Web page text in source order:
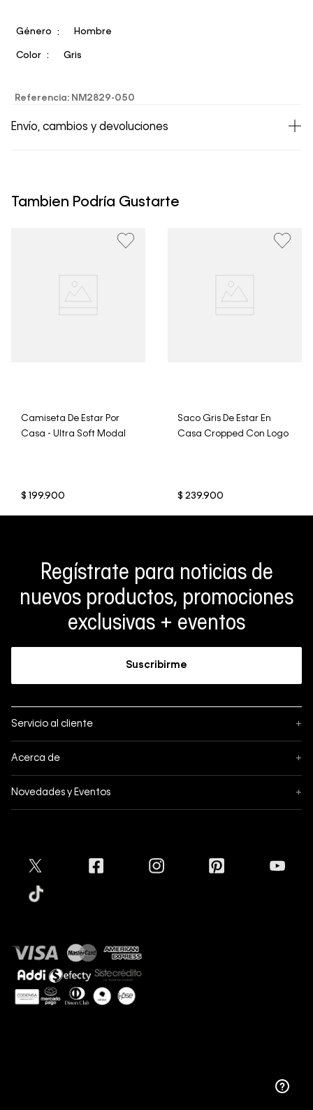
Género Hombre
Color Gris
Referencia: NM2829-050
Envío, cambios y devoluciones
un período de 30 días calendario tras la recepción.
clientes, no aceptamos devoluciones en ropa interior y
Tambien Podría Gustarte
Camiseta De Estar Por
Casa - Ultra Soft Modal
$ 199.900
Saco Gris De Estar En
Casa Cropped Con Logo
$ 239.900
Regístrate para noticias de
nuevos productos, promociones
exclusivas + eventos
Suscribirme
Servicio al cliente +
Mis pedidos
Formas de pago
Envíos
Tiendas
Acerca de +
Política de privacidad
Guía de tallas
Guía de cuidado Denim
Sostenibilidad
Novedades y Eventos +
Cyber Lunes
Mapa del sitio